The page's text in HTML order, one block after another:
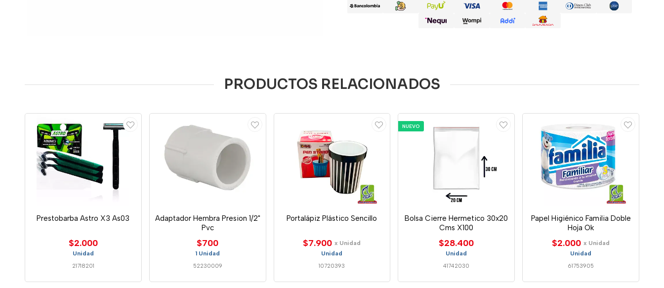
PRODUCTOS RELACIONADOS
Prestobarba Astro X3 As03
$2.000
Unidad
21718201
Adaptador Hembra Presion 1/2"
Pvc
$700
1 Unidad
52230009
Portalápiz Plástico Sencillo
$7.900 x Unidad
Unidad
10720393
NUEVO
Bolsa Cierre Hermetico 30x20
Cms X100
$28.400
Unidad
41742030
Papel Higiénico Familia Doble
Hoja Ok
$2.000 x Unidad
Unidad
61753905